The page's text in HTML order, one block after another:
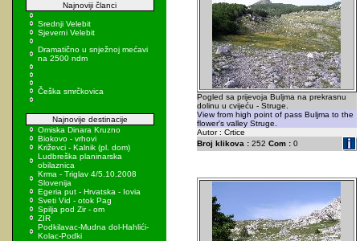
Najnoviji članci
Srednji Velebit
Sjeverni Velebit
Dramatično u snježnoj mećavi
na 2500 ndm
Češka smrčkovica
Najnovije destinacije
Omiska Dinara Kruzno
Biokovo - vrhovi
Križevci - Kalnik (pl. dom)
Ludbreška planinarska
obilaznica
Krma - Triglav 4/5.10.2008
Slovenija
Egeria put - Hrvatska - Iovia
Sveti Vid - otok Pag
Spilja pod Zir - om
ZIR
Podkilavac-Mudna dol-Hahlići-
Kolac-Podki
Pogled sa prijevoja Buljma na prekrasnu
dolinu u cvijeću - Struge.
View from high point of pass Buljma to the
flower's valley Struge.
Autor : Crtice
Broj klikova :252 Com :0